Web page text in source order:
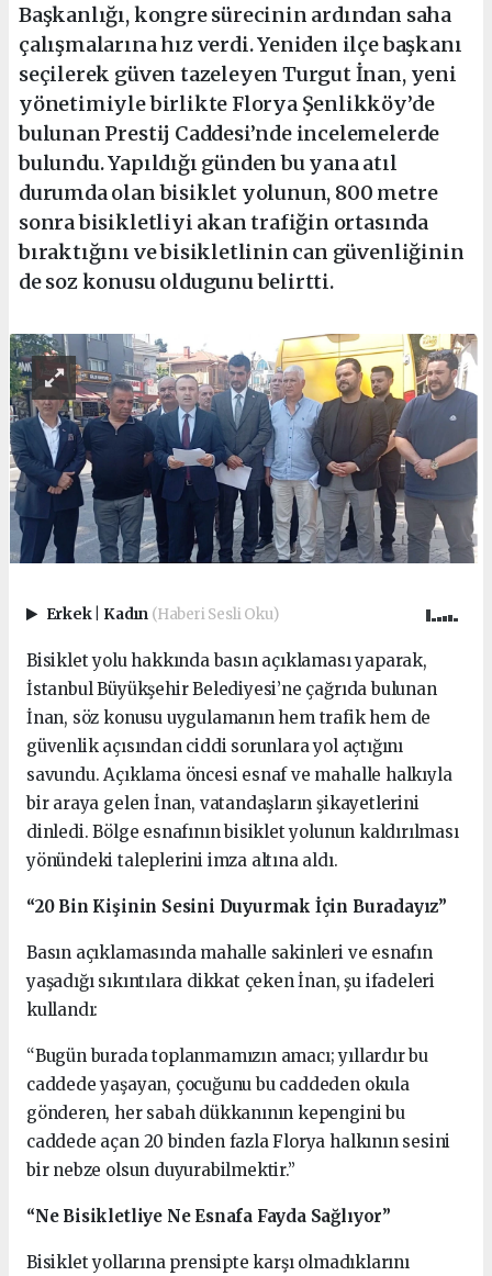
Başkanlığı, kongre sürecinin ardından saha
çalışmalarına hız verdi. Yeniden ilçe başkanı
seçilerek güven tazeleyen Turgut İnan, yeni
yönetimiyle birlikte Florya Şenlikköy’de
bulunan Prestij Caddesi’nde incelemelerde
bulundu. Yapıldığı günden bu yana atıl
durumda olan bisiklet yolunun, 800 metre
sonra bisikletliyi akan trafiğin ortasında
bıraktığını ve bisikletlinin can güvenliğinin
de soz konusu oldugunu belirtti.
Erkek Kadın (Haberi Sesli Oku)
Bisiklet yolu hakkında basın açıklaması yaparak,
İstanbul Büyükşehir Belediyesi’ne çağrıda bulunan
İnan, söz konusu uygulamanın hem trafik hem de
güvenlik açısından ciddi sorunlara yol açtığını
savundu. Açıklama öncesi esnaf ve mahalle halkıyla
bir araya gelen İnan, vatandaşların şikayetlerini
dinledi. Bölge esnafının bisiklet yolunun kaldırılması
yönündeki taleplerini imza altına aldı.
“20 Bin Kişinin Sesini Duyurmak İçin Buradayız”
Basın açıklamasında mahalle sakinleri ve esnafın
yaşadığı sıkıntılara dikkat çeken İnan, şu ifadeleri
kullandı:
“Bugün burada toplanmamızın amacı; yıllardır bu
caddede yaşayan, çocuğunu bu caddeden okula
gönderen, her sabah dükkanının kepengini bu
caddede açan 20 binden fazla Florya halkının sesini
bir nebze olsun duyurabilmektir.”
“Ne Bisikletliye Ne Esnafa Fayda Sağlıyor”
Bisiklet yollarına prensipte karşı olmadıklarını